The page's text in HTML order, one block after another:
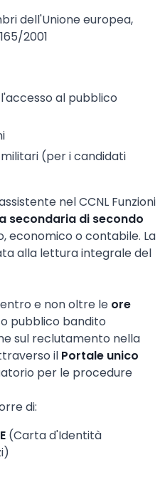
dell'Unione europea,
2001
al pubblico
(per i candidati
nel CCNL Funzioni
secondaria di secondo
economico o contabile. La
alla lettura integrale del
e non oltre le ore
pubblico bandito
sul reclutamento nella
il Portale unico
per le procedure
di:
(Carta d'Identità